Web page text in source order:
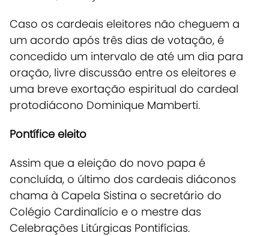
Caso os cardeais eleitores não cheguem a
um acordo após três dias de votação, é
concedido um intervalo de até um dia para
oração, livre discussão entre os eleitores e
uma breve exortação espiritual do cardeal
protodiácono Dominique Mamberti.
Pontífice eleito
Assim que a eleição do novo papa é
concluída, o último dos cardeais diáconos
chama à Capela Sistina o secretário do
Colégio Cardinalício e o mestre das
Celebrações Litúrgicas Pontifícias.